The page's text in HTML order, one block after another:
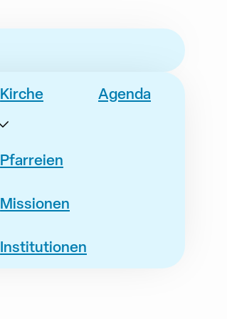
Kirche
Pfarreien
Missionen
Institutionen
Agenda